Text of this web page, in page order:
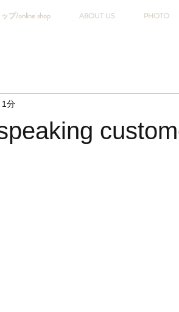
プ/online shop ABOUT US PHOTO
1分